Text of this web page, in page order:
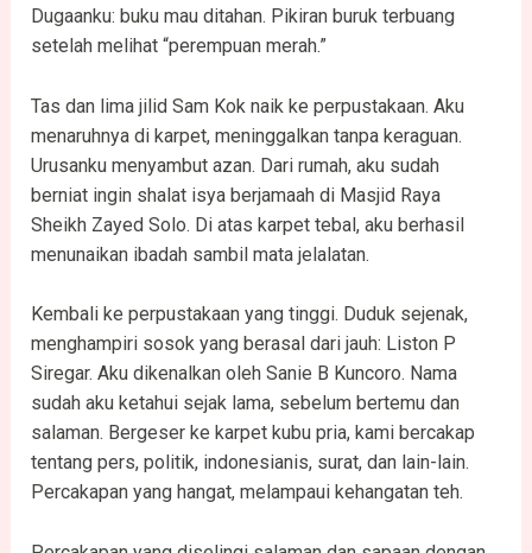
Dugaanku: buku mau ditahan. Pikiran buruk terbuang
setelah melihat “perempuan merah.”
Tas dan lima jilid Sam Kok naik ke perpustakaan. Aku
menaruhnya di karpet, meninggalkan tanpa keraguan.
Urusanku menyambut azan. Dari rumah, aku sudah
berniat ingin shalat isya berjamaah di Masjid Raya
Sheikh Zayed Solo. Di atas karpet tebal, aku berhasil
menunaikan ibadah sambil mata jelalatan.
Kembali ke perpustakaan yang tinggi. Duduk sejenak,
menghampiri sosok yang berasal dari jauh: Liston P
Siregar. Aku dikenalkan oleh Sanie B Kuncoro. Nama
sudah aku ketahui sejak lama, sebelum bertemu dan
salaman. Bergeser ke karpet kubu pria, kami bercakap
tentang pers, politik, indonesianis, surat, dan lain-lain.
Percakapan yang hangat, melampaui kehangatan teh.